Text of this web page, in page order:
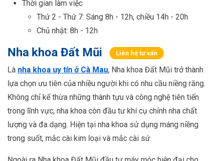
Thời gian làm việc
Thứ 2 - Thứ 7: Sáng 8h - 12h, chiều 14h - 20h
Chủ nhật: 8h - 12h
Nha khoa Đất Mũi Liên hệ tư vấn
Là nha khoa uy tín ở Cà Mau, Nha khoa Đất Mũi trở thành
lựa chọn ưu tiên của nhiều người khi có nhu cầu niềng răng.
Không chỉ kế thừa những thành tựu và công nghệ tiên tiến
trong lĩnh vực, nha khoa còn đầu tư khí cụ chỉnh nha chất
lượng và đa dạng. Hiện tại nha khoa sử dụng máng niềng
trong suốt, mắc cài kim loại và mắc cài sứ.